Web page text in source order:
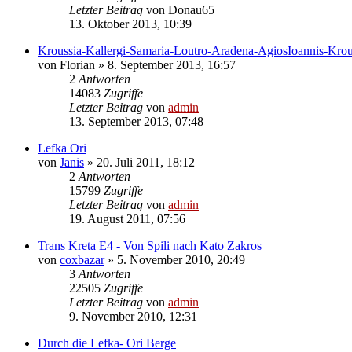
Letzter Beitrag von Donau65
13. Oktober 2013, 10:39
Kroussia-Kallergi-Samaria-Loutro-Aradena-AgiosIoannis-
von Florian » 8. September 2013, 16:57
2 Antworten
14083 Zugriffe
Letzter Beitrag von admin
13. September 2013, 07:48
Lefka Ori
von Janis » 20. Juli 2011, 18:12
2 Antworten
15799 Zugriffe
Letzter Beitrag von admin
19. August 2011, 07:56
Trans Kreta E4 - Von Spili nach Kato Zakros
von coxbazar» 5. November 2010, 20:49
3 Antworten
22505 Zugriffe
Letzter Beitrag von admin
9. November 2010, 12:31
Durch die Lefka- Ori Berge